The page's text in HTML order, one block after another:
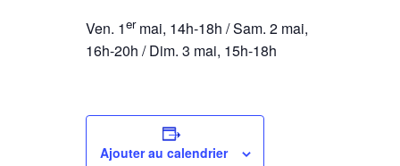
Ven. 1ermai, 14h-18h /Sam. 2 mai,
16h-20h /Dim. 3 mai, 15h-18h
Ajouter au calendrier